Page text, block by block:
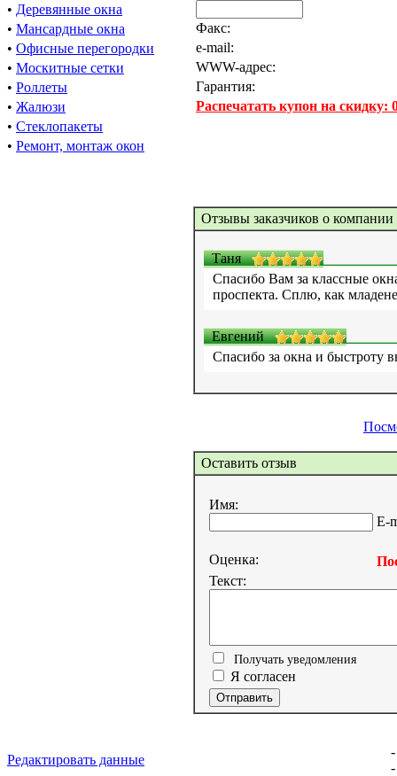
• Деревянные окна
• Мансардные окна
• Офисные перегородки
• Москитные сетки
• Роллеты
• Жалюзи
• Стеклопакеты
• Ремонт, монтаж окон
Факс:
e-mail:
WWW-адрес:
Гарантия:
Распечатать купон на скидку:
Отзывы заказчиков о компании
Таня
Спасибо Вам за классные
проспекта. Сплю, как
Евгений
Спасибо за окна и быстроту
Оставить отзыв
Имя:
E-
Оценка:
Текст:
Получать уведомления
Я согласен
Редактировать данные
-
-